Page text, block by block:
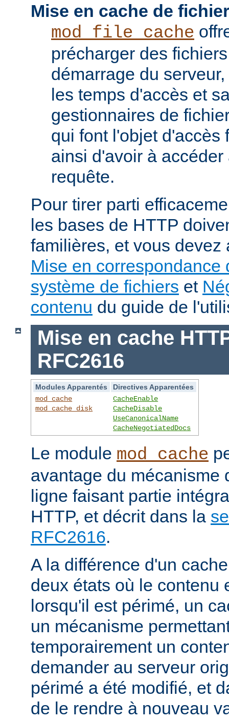
Mise en cache de
mod_file_cache
précharger des
démarrage du
les temps d'accès et
gestionnaires de
qui font l'objet d'accès
ainsi d'avoir à
requête.
Pour tirer parti
les bases de HTTP
familières, et vous devez
Mise en correspondance
système de fichiers et
contenu du guide de
Mise en cache
RFC2616
Modules Apparentés
Directives Apparentées
mod_cache
mod_cache_disk
CacheEnable
CacheDisable
UseCanonicalName
CacheNegotiatedDocs
Le module mod_cache
avantage du mécanisme
ligne faisant partie
HTTP, et décrit dans la
RFC2616.
A la différence d'un
deux états où le contenu
lorsqu'il est périmé, un
un mécanisme
temporairement un
demander au serveur
périmé a été modifié, et
de le rendre à nouveau